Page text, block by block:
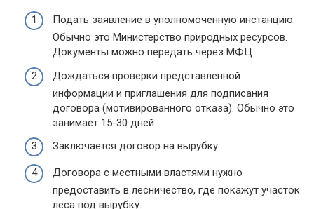
Подать заявление в уполномоченную инстанцию.
Обычно это Министерство природных ресурсов.
Документы можно передать через МФЦ.
Дождаться проверки представленной
информации и приглашения для подписания
договора (мотивированного отказа). Обычно это
занимает 15-30 дней.
Заключается договор на вырубку.
Договора с местными властями нужно
предоставить в лесничество, где покажут участок
леса под вырубку.